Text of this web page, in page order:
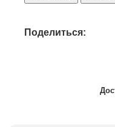
Поделиться: